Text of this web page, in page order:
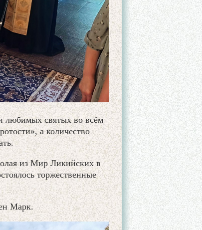
любимых святых во всём
а количество
из Мир Ликийских в
торжественные
Марк.